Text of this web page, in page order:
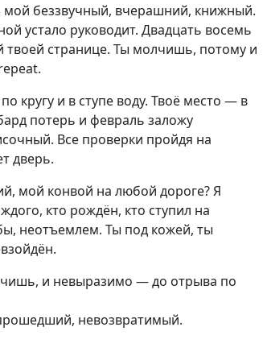
мой беззвучный, вчерашний, книжный.
устало руководит. Двадцать восемь
твоей странице. Ты молчишь, потому и
по кругу и в ступе воду. Твоё место — в
потерь и февраль заложу
Все проверки пройдя на
дверь.
, мой конвой на любой дороге? Я
, кто рождён, кто ступил на
, неотъемлем. Ты под кожей, ты
, и невыразимо — до отрыва по
, невозвратимый.